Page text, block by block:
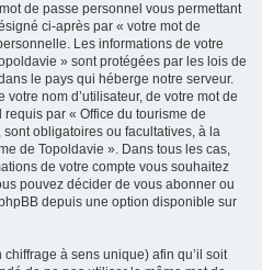
de passe personnel vous permettant
ci-après par « votre mot de
Les informations de votre
» sont protégées par les lois de
le pays qui héberge notre serveur.
nom d’utilisateur, de votre mot de
par « Office du tourisme de
obligatoires ou facultatives, à la
de Topoldavie ». Dans tous les cas,
de votre compte vous souhaitez
pouvez décider de vous abonner ou
depuis une option disponible sur
à sens unique) afin qu’il soit